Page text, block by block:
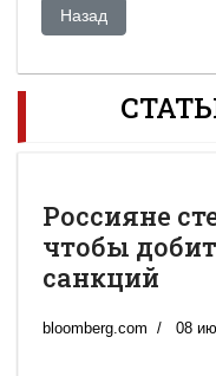
Предыдущий:
Назад
Россияне
чтобы
санкций
bloomberg.com 08